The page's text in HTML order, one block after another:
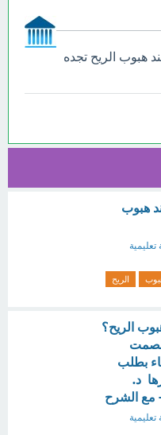
هبوب الريح تجده
هبوب
تعليمية
الريح
الريح؟
بطلب
د.
مع الشرح
تعليمية